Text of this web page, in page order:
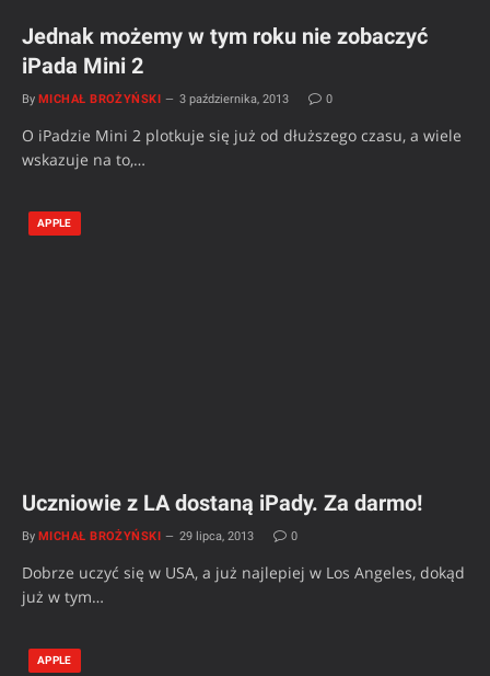
Jednak możemy w tym roku nie zobaczyć
iPada Mini 2
By MICHAŁ BROŻYŃSKI 3 października, 2013 0
O iPadzie Mini 2 plotkuje się już od dłuższego czasu, a wiele
wskazuje na to,…
APPLE
Uczniowie z LA dostaną iPady. Za darmo!
By MICHAŁ BROŻYŃSKI 29 lipca, 2013 0
Dobrze uczyć się w USA, a już najlepiej w Los Angeles, dokąd
już w tym…
APPLE